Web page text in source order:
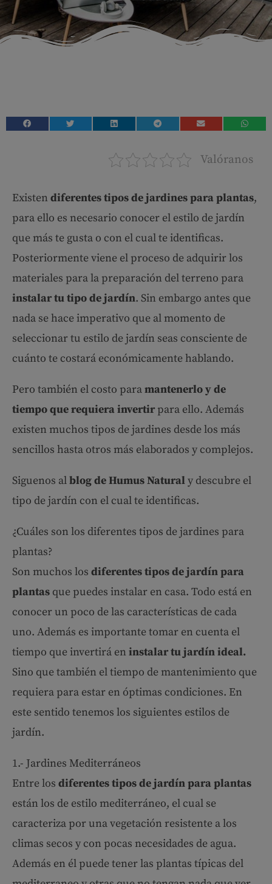
Valóranos
Existendiferentes tipos de jardines para plantas,
para ello es necesario conocer el estilo de jardín
que más te gusta o con el cual te identificas.
Posteriormente viene el proceso de adquirir los
materiales para la preparación del terreno para
instalar tu tipo de jardín. Sin embargo antes que
nada se hace imperativo que al momento de
seleccionar tu estilo de jardín seas consciente de
cuánto te costará económicamente hablando.
Pero también el costo paramantenerlo y de
tiempo que requiera invertirpara ello. Además
existen muchos tipos de jardines desde los más
sencillos hasta otros más elaborados y complejos.
Siguenos alblog de Humus Naturaly descubre el
tipo de jardín con el cual te identificas.
¿Cuáles son los diferentes tipos de jardines para
plantas?
Son muchos los diferentes tipos de jardín para
plantas que puedes instalar en casa. Todo está en
conocer un poco de las características de cada
uno. Además es importante tomar en cuenta el
tiempo que invertirá eninstalar tu jardín ideal.
Sino que también el tiempo de mantenimiento que
requiera para estar en óptimas condiciones. En
este sentido tenemos los siguientes estilos de
jardín.
1.- Jardines Mediterráneos
Entre los diferentes tipos de jardín para plantas
están los de estilo mediterráneo, el cual se
caracteriza por una vegetación resistente a los
climas secos y con pocas necesidades de agua.
Además en él puede tener las plantas típicas del